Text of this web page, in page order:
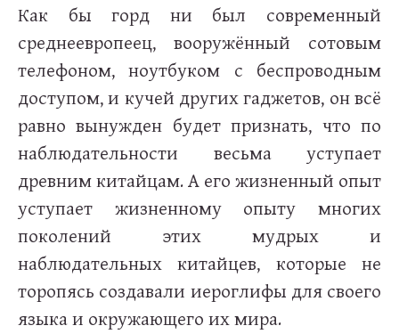
Как бы горд ни был современный
среднеевропеец, вооружённый сотовым
телефоном, ноутбуком с беспроводным
доступом, и кучей других гаджетов, он всё
равно вынужден будет признать, что по
наблюдательности весьма уступает
древним китайцам. А его жизненный опыт
уступает жизненному опыту многих
поколений этих мудрых и
наблюдательных китайцев, которые не
торопясь создавали иероглифы для своего
языка и окружающего их мира.